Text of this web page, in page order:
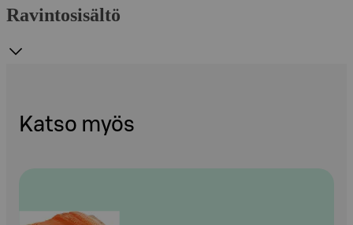
Ravintosisältö
Katso myös